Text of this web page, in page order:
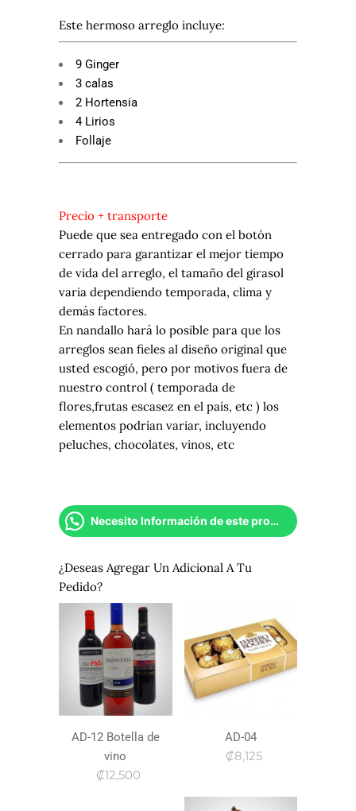
Este hermoso arreglo incluye:
9 Ginger
3 calas
2 Hortensia
4 Lirios
Follaje
Precio + transporte
Puede que sea entregado con el botón
cerrado para garantizar el mejor tiempo
de vida del arreglo, el tamaño del girasol
varia dependiendo temporada, clima y
demás factores.
En nandallo hará lo posible para que los
arreglos sean fieles al diseño original que
usted escogió, pero por motivos fuera de
nuestro control ( temporada de
flores,frutas escasez en el país, etc ) los
elementos podrían variar, incluyendo
peluches, chocolates, vinos, etc
Necesito Información de este producto
¿Deseas Agregar Un Adicional A Tu
Pedido?
AD-12 Botella de
vino
₡12,500
AD-04
₡8,125